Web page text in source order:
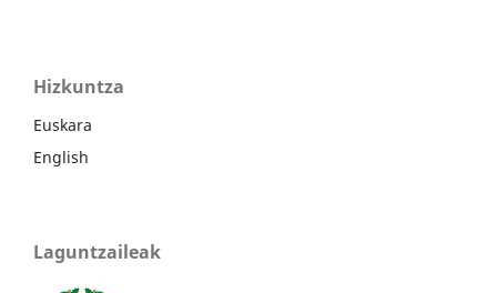
Hizkuntza
Euskara
English
Laguntzaileak